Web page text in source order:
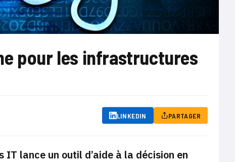
pour les infrastructures
LINKEDIN PARTAGER
lance un outil d’aide à la décision en